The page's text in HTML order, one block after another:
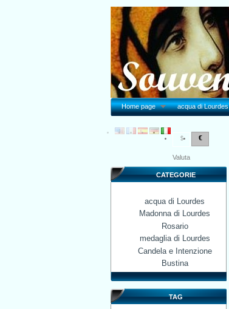
Home page acqua di Lourdes
$ €
Valuta
CATEGORIE
acqua di Lourdes
Madonna di Lourdes
Rosario
medaglia di Lourdes
Candela e Intenzione
Bustina
TAG